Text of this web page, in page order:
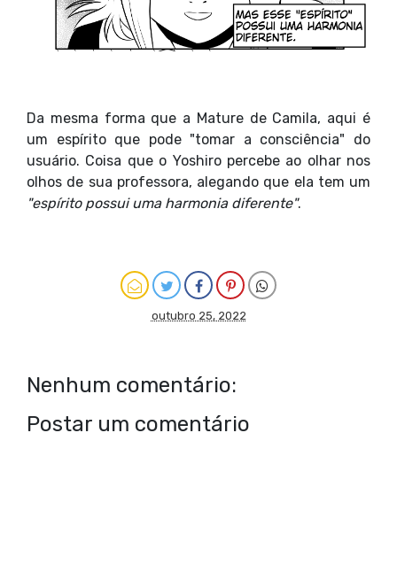
Da mesma forma que a Mature de Camila, aqui é
um espírito que pode "tomar a consciência" do
usuário. Coisa que o Yoshiro percebe ao olhar nos
olhos de sua professora, alegando que ela tem um
"espírito possui uma harmonia diferente".
outubro 25, 2022
Nenhum comentário:
Postar um comentário